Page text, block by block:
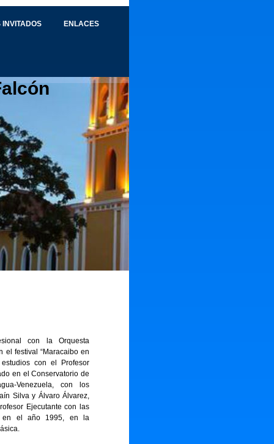
INVITADOS ENLACES
con la Orquesta
el festival “Maracaibo en
con el Profesor
en el Conservatorio de
Venezuela, con los
Silva y Álvaro Álvarez,
Ejecutante con las
en el año 1995, en la